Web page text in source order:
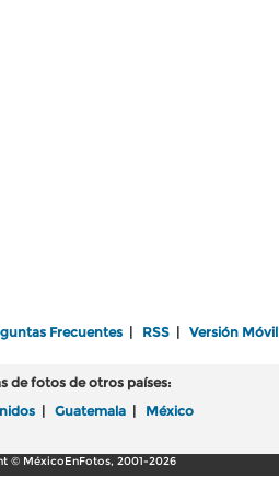
Frecuentes RSS Versión Móvil
de fotos de otros países:
Guatemala México
© MéxicoEnFotos, 2001-2026